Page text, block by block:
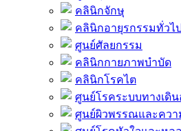
คลินิกจักษุ
คลินิกอายุรกรรมทั่วไป
ศูนย์ศัลยกรรม
คลินิกกายภาพบำบัด
คลินิกโรคไต
ศูนย์โรคระบบทางเดิ
ศูนย์ผิวพรรณและควา